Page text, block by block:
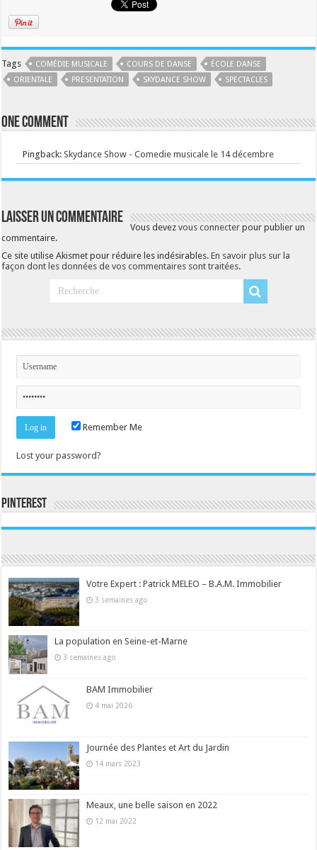
Tags COMÉDIE MUSICALE COURS DE DANSE
ÉCOLE DANSE
ORIENTALE
PRESENTATION SKYDANCE SHOW SPECTACLES
One comment
Pingback:Skydance Show - Comedie musicale le 14 décembre
Laisser un commentaire
Vous devezvous connecter pour publier un
commentaire.
Ce site utilise Akismet pour réduire les indésirables.En savoir plus sur la
façon dont les données de vos commentaires sont traitées.
Remember Me
Lost your password?
Pinterest
Votre Expert : Patrick MELEO – B.A.M. Immobilier
3 semaines ago
La population en Seine-et-Marne
3 semaines ago
BAM Immobilier
4 mai 2026
Journée des Plantes et Art du Jardin
14 mars 2023
Meaux, une belle saison en 2022
12 mai 2022